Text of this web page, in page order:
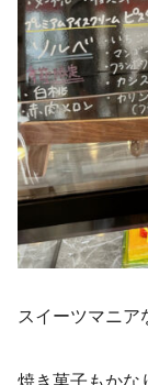
スイーツマニア
焼き菓子もかな